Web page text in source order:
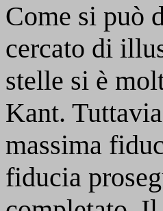
Come si può
cercato di
stelle si è
Kant.
massima
fiducia